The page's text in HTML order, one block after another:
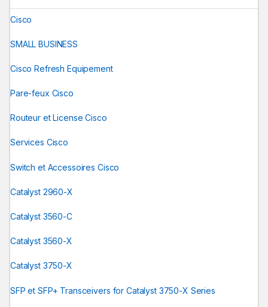
Cisco
SMALL BUSINESS
Cisco Refresh Equipement
Pare-feux Cisco
Routeur et License Cisco
Services Cisco
Switch et Accessoires Cisco
Catalyst 2960-X
Catalyst 3560-C
Catalyst 3560-X
Catalyst 3750-X
SFP et SFP+ Transceivers for Catalyst 3750-X Series